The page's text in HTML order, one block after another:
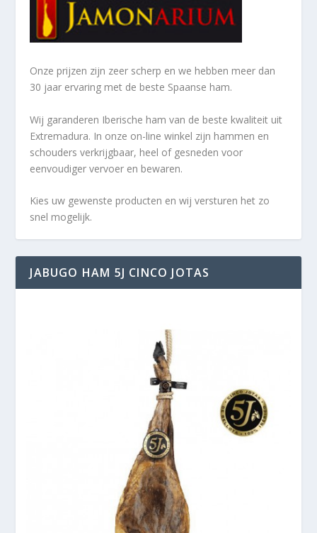
Onze prijzen zijn zeer scherp en we hebben meer dan
30 jaar ervaring met de beste Spaanse ham.
Wij garanderen Iberische ham van de beste kwaliteit uit
Extremadura. In onze on-line winkel zijn hammen en
schouders verkrijgbaar, heel of gesneden voor
eenvoudiger vervoer en bewaren.
Kies uw gewenste producten en wij versturen het zo
snel mogelijk.
JABUGO HAM 5J CINCO JOTAS